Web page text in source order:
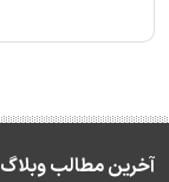
آخرین مطالب وبلاگ